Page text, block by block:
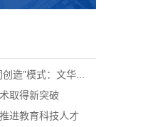
造”模式：文华...
取得新突破
进教育科技人才